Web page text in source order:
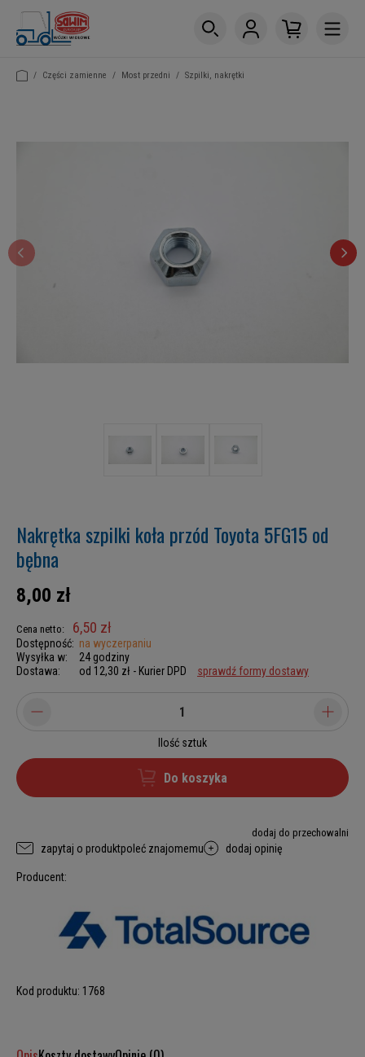
/ Części zamienne / Most przedni / Szpilki, nakrętki
Nakrętka szpilki koła przód Toyota 5FG15 od
bębna
8,00 zł
Cena netto: 6,50 zł
Dostępność: na wyczerpaniu
Wysyłka w:
24 godziny
Dostawa:
od 12,30 zł - Kurier DPD sprawdź formy dostawy
Ilość sztuk
Do koszyka
dodaj do przechowalni
zapytaj o produktpoleć znajomemu dodaj opinię
Producent:
Kod produktu: 1768